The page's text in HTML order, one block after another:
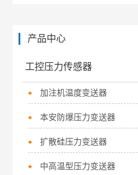
产品中心
工控压力传感器
加注机温度变送器
本安防爆压力变送器
扩散硅压力变送器
中高温型压力变送器